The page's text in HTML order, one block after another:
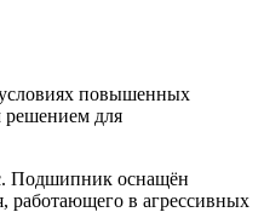
повышенных
решением для
Подшипник оснащён
работающего в агрессивных